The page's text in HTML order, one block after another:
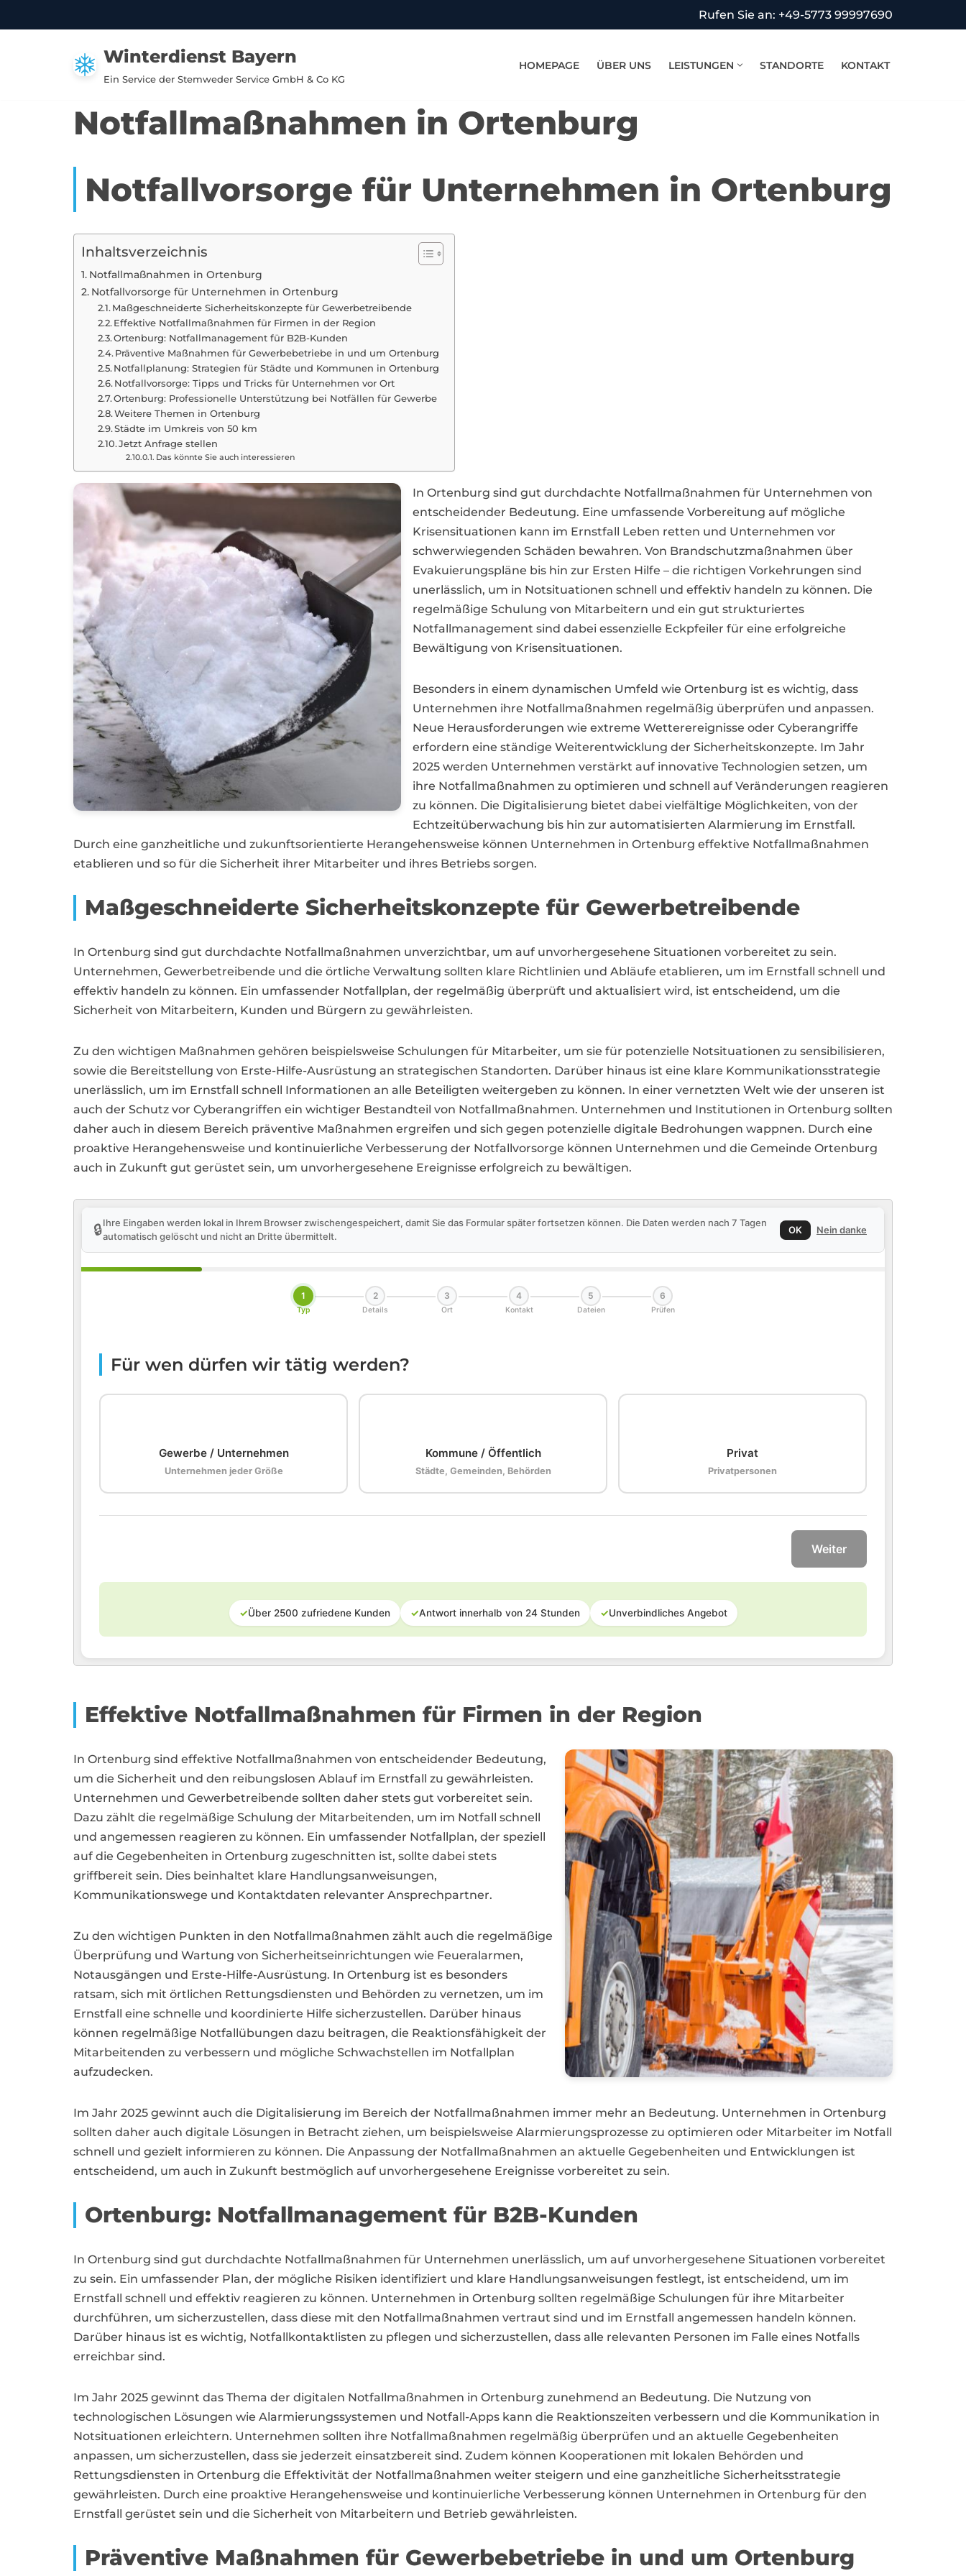
Rufen Sie an: +49-5773 99997690
Winterdienst Bayern
Ein Service der Stemweder Service GmbH & Co KG
HOMEPAGE ÜBER UNS LEISTUNGEN STANDORTE KONTAKT
Notfallmaßnahmen in Ortenburg
Notfallvorsorge für Unternehmen in Ortenburg
Inhaltsverzeichnis
Notfallmaßnahmen in Ortenburg
Notfallvorsorge für Unternehmen in Ortenburg
Maßgeschneiderte Sicherheitskonzepte für Gewerbetreibende
Effektive Notfallmaßnahmen für Firmen in der Region
Ortenburg: Notfallmanagement für B2B-Kunden
Präventive Maßnahmen für Gewerbebetriebe in und um Ortenburg
Notfallplanung: Strategien für Städte und Kommunen in Ortenburg
Notfallvorsorge: Tipps und Tricks für Unternehmen vor Ort
Ortenburg: Professionelle Unterstützung bei Notfällen für Gewerbe
Weitere Themen in Ortenburg
Städte im Umkreis von 50 km
Jetzt Anfrage stellen
Das könnte Sie auch interessieren
In Ortenburg sind gut durchdachte Notfallmaßnahmen für Unternehmen von
entscheidender Bedeutung. Eine umfassende Vorbereitung auf mögliche
Krisensituationen kann im Ernstfall Leben retten und Unternehmen vor
schwerwiegenden Schäden bewahren. Von Brandschutzmaßnahmen über
Evakuierungspläne bis hin zur Ersten Hilfe – die richtigen Vorkehrungen sind
unerlässlich, um in Notsituationen schnell und effektiv handeln zu können. Die
regelmäßige Schulung von Mitarbeitern und ein gut strukturiertes
Notfallmanagement sind dabei essenzielle Eckpfeiler für eine erfolgreiche
Bewältigung von Krisensituationen.
Besonders in einem dynamischen Umfeld wie Ortenburg ist es wichtig, dass
Unternehmen ihre Notfallmaßnahmen regelmäßig überprüfen und anpassen.
Neue Herausforderungen wie extreme Wetterereignisse oder Cyberangriffe
erfordern eine ständige Weiterentwicklung der Sicherheitskonzepte. Im Jahr
2025 werden Unternehmen verstärkt auf innovative Technologien setzen, um
ihre Notfallmaßnahmen zu optimieren und schnell auf Veränderungen reagieren
zu können. Die Digitalisierung bietet dabei vielfältige Möglichkeiten, von der
Echtzeitüberwachung bis hin zur automatisierten Alarmierung im Ernstfall.
Durch eine ganzheitliche und zukunftsorientierte Herangehensweise können Unternehmen in Ortenburg effektive Notfallmaßnahmen
etablieren und so für die Sicherheit ihrer Mitarbeiter und ihres Betriebs sorgen.
Maßgeschneiderte Sicherheitskonzepte für Gewerbetreibende
In Ortenburg sind gut durchdachte Notfallmaßnahmen unverzichtbar, um auf unvorhergesehene Situationen vorbereitet zu sein.
Unternehmen, Gewerbetreibende und die örtliche Verwaltung sollten klare Richtlinien und Abläufe etablieren, um im Ernstfall schnell und
effektiv handeln zu können. Ein umfassender Notfallplan, der regelmäßig überprüft und aktualisiert wird, ist entscheidend, um die
Sicherheit von Mitarbeitern, Kunden und Bürgern zu gewährleisten.
Zu den wichtigen Maßnahmen gehören beispielsweise Schulungen für Mitarbeiter, um sie für potenzielle Notsituationen zu sensibilisieren,
sowie die Bereitstellung von Erste-Hilfe-Ausrüstung an strategischen Standorten. Darüber hinaus ist eine klare Kommunikationsstrategie
unerlässlich, um im Ernstfall schnell Informationen an alle Beteiligten weitergeben zu können. In einer vernetzten Welt wie der unseren ist
auch der Schutz vor Cyberangriffen ein wichtiger Bestandteil von Notfallmaßnahmen. Unternehmen und Institutionen in Ortenburg sollten
daher auch in diesem Bereich präventive Maßnahmen ergreifen und sich gegen potenzielle digitale Bedrohungen wappnen. Durch eine
proaktive Herangehensweise und kontinuierliche Verbesserung der Notfallvorsorge können Unternehmen und die Gemeinde Ortenburg
auch in Zukunft gut gerüstet sein, um unvorhergesehene Ereignisse erfolgreich zu bewältigen.
🔒Ihre Eingaben werden lokal in Ihrem Browser zwischengespeichert, damit Sie das Formular später fortsetzen können. Die Daten werden nach 7 Tagen
automatisch gelöscht und nicht an Dritte übermittelt.
OK Nein danke
1
Typ
2
Details
3
Ort
4
Kontakt
5
Dateien
6
Prüfen
Für wen dürfen wir tätig werden?
Gewerbe / Unternehmen
Unternehmen jeder Größe
Kommune / Öffentlich
Städte, Gemeinden, Behörden
Privat
Privatpersonen
Weiter
✓Über 2500 zufriedene Kunden ✓Antwort innerhalb von 24 Stunden ✓Unverbindliches Angebot
Effektive Notfallmaßnahmen für Firmen in der Region
In Ortenburg sind effektive Notfallmaßnahmen von entscheidender Bedeutung,
um die Sicherheit und den reibungslosen Ablauf im Ernstfall zu gewährleisten.
Unternehmen und Gewerbetreibende sollten daher stets gut vorbereitet sein.
Dazu zählt die regelmäßige Schulung der Mitarbeitenden, um im Notfall schnell
und angemessen reagieren zu können. Ein umfassender Notfallplan, der speziell
auf die Gegebenheiten in Ortenburg zugeschnitten ist, sollte dabei stets
griffbereit sein. Dies beinhaltet klare Handlungsanweisungen,
Kommunikationswege und Kontaktdaten relevanter Ansprechpartner.
Zu den wichtigen Punkten in den Notfallmaßnahmen zählt auch die regelmäßige
Überprüfung und Wartung von Sicherheitseinrichtungen wie Feueralarmen,
Notausgängen und Erste-Hilfe-Ausrüstung. In Ortenburg ist es besonders
ratsam, sich mit örtlichen Rettungsdiensten und Behörden zu vernetzen, um im
Ernstfall eine schnelle und koordinierte Hilfe sicherzustellen. Darüber hinaus
können regelmäßige Notfallübungen dazu beitragen, die Reaktionsfähigkeit der
Mitarbeitenden zu verbessern und mögliche Schwachstellen im Notfallplan
aufzudecken.
Im Jahr 2025 gewinnt auch die Digitalisierung im Bereich der Notfallmaßnahmen immer mehr an Bedeutung. Unternehmen in Ortenburg
sollten daher auch digitale Lösungen in Betracht ziehen, um beispielsweise Alarmierungsprozesse zu optimieren oder Mitarbeiter im Notfall
schnell und gezielt informieren zu können. Die Anpassung der Notfallmaßnahmen an aktuelle Gegebenheiten und Entwicklungen ist
entscheidend, um auch in Zukunft bestmöglich auf unvorhergesehene Ereignisse vorbereitet zu sein.
Ortenburg: Notfallmanagement für B2B-Kunden
In Ortenburg sind gut durchdachte Notfallmaßnahmen für Unternehmen unerlässlich, um auf unvorhergesehene Situationen vorbereitet
zu sein. Ein umfassender Plan, der mögliche Risiken identifiziert und klare Handlungsanweisungen festlegt, ist entscheidend, um im
Ernstfall schnell und effektiv reagieren zu können. Unternehmen in Ortenburg sollten regelmäßige Schulungen für ihre Mitarbeiter
durchführen, um sicherzustellen, dass diese mit den Notfallmaßnahmen vertraut sind und im Ernstfall angemessen handeln können.
Darüber hinaus ist es wichtig, Notfallkontaktlisten zu pflegen und sicherzustellen, dass alle relevanten Personen im Falle eines Notfalls
erreichbar sind.
Im Jahr 2025 gewinnt das Thema der digitalen Notfallmaßnahmen in Ortenburg zunehmend an Bedeutung. Die Nutzung von
technologischen Lösungen wie Alarmierungssystemen und Notfall-Apps kann die Reaktionszeiten verbessern und die Kommunikation in
Notsituationen erleichtern. Unternehmen sollten ihre Notfallmaßnahmen regelmäßig überprüfen und an aktuelle Gegebenheiten
anpassen, um sicherzustellen, dass sie jederzeit einsatzbereit sind. Zudem können Kooperationen mit lokalen Behörden und
Rettungsdiensten in Ortenburg die Effektivität der Notfallmaßnahmen weiter steigern und eine ganzheitliche Sicherheitsstrategie
gewährleisten. Durch eine proaktive Herangehensweise und kontinuierliche Verbesserung können Unternehmen in Ortenburg für den
Ernstfall gerüstet sein und die Sicherheit von Mitarbeitern und Betrieb gewährleisten.
Präventive Maßnahmen für Gewerbebetriebe in und um Ortenburg